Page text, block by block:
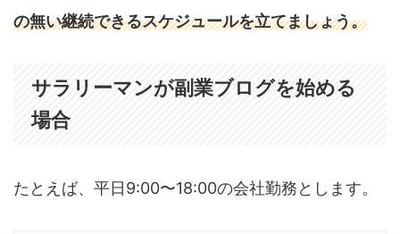
の無い継続できるスケジュールを立てましょう。
サラリーマンが副業ブログを始める
場合
たとえば、平日9:00〜18:00の会社勤務とします。